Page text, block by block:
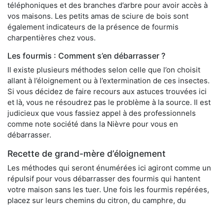
téléphoniques et des branches d’arbre pour avoir accès à
vos maisons. Les petits amas de sciure de bois sont
également indicateurs de la présence de fourmis
charpentières chez vous.
Les fourmis : Comment s’en débarrasser ?
Il existe plusieurs méthodes selon celle que l’on choisit
allant à l’éloignement ou à l’extermination de ces insectes.
Si vous décidez de faire recours aux astuces trouvées ici
et là, vous ne résoudrez pas le problème à la source. Il est
judicieux que vous fassiez appel à des professionnels
comme note société dans la Nièvre pour vous en
débarrasser.
Recette de grand-mère d’éloignement
Les méthodes qui seront énumérées ici agiront comme un
répulsif pour vous débarrasser des fourmis qui hantent
votre maison sans les tuer. Une fois les fourmis repérées,
placez sur leurs chemins du citron, du camphre, du